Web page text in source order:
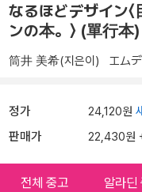
なるほどデザイン
ンの本。〉 (單行本)
筒井 美希(지은이) エム
정가 24,120원
판매가 22,430원
전체 중고 알라딘